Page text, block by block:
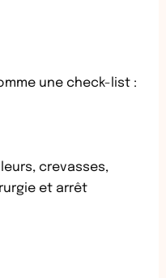
une check-list :
crevasses,
et arrêt